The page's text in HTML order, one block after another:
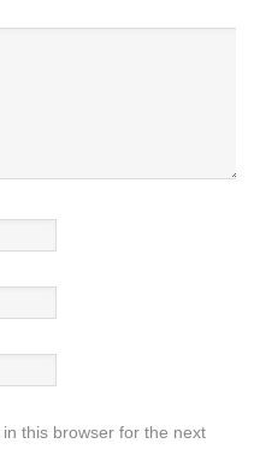
this browser for the next